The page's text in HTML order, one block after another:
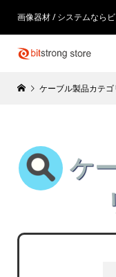
画像器材 / システムなら
ケーブル製品カテ
ケ